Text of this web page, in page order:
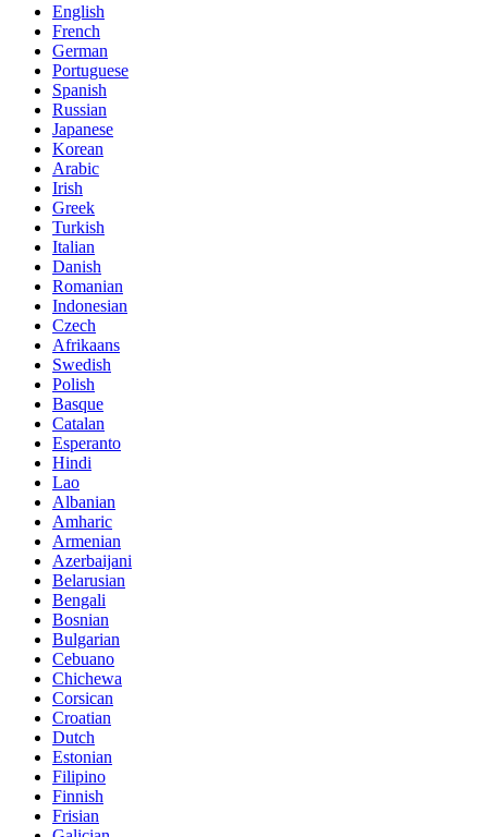
English
French
German
Portuguese
Spanish
Russian
Japanese
Korean
Arabic
Irish
Greek
Turkish
Italian
Danish
Romanian
Indonesian
Czech
Afrikaans
Swedish
Polish
Basque
Catalan
Esperanto
Hindi
Lao
Albanian
Amharic
Armenian
Azerbaijani
Belarusian
Bengali
Bosnian
Bulgarian
Cebuano
Chichewa
Corsican
Croatian
Dutch
Estonian
Filipino
Finnish
Frisian